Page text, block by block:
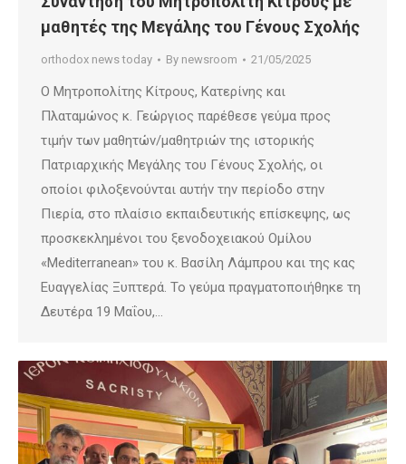
μαθητές της Μεγάλης του Γένους Σχολής
orthodox news today By newsroom 21/05/2025
Ο Μητροπολίτης Κίτρους, Κατερίνης και
Πλαταμώνος κ. Γεώργιος παρέθεσε γεύμα προς
τιμήν των μαθητών/μαθητριών της ιστορικής
Πατριαρχικής Μεγάλης του Γένους Σχολής, οι
οποίοι φιλοξενούνται αυτήν την περίοδο στην
Πιερία, στο πλαίσιο εκπαιδευτικής επίσκεψης, ως
προσκεκλημένοι του ξενοδοχειακού Ομίλου
«Mediterranean» του κ. Βασίλη Λάμπρου και της κας
Ευαγγελίας Ξυπτερά. Το γεύμα πραγματοποιήθηκε τη
Δευτέρα 19 Μαΐου,…